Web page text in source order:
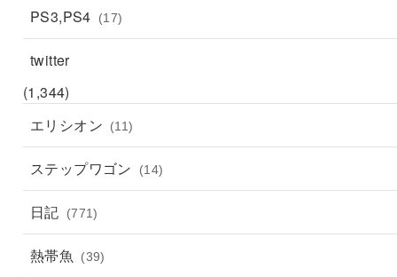
PS3,PS4 (17)
twitter
(1,344)
エリシオン
(11)
ステップワゴン (14)
日記 (771)
熱帯魚 (39)